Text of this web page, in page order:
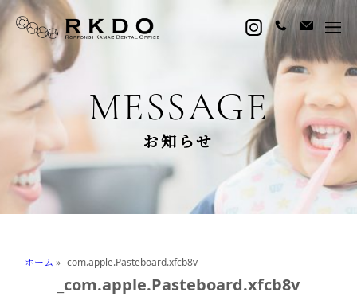
MESSAGE
お知らせ
ホーム » _com.apple.Pasteboard.xfcb8v
_com.apple.Pasteboard.xfcb8v